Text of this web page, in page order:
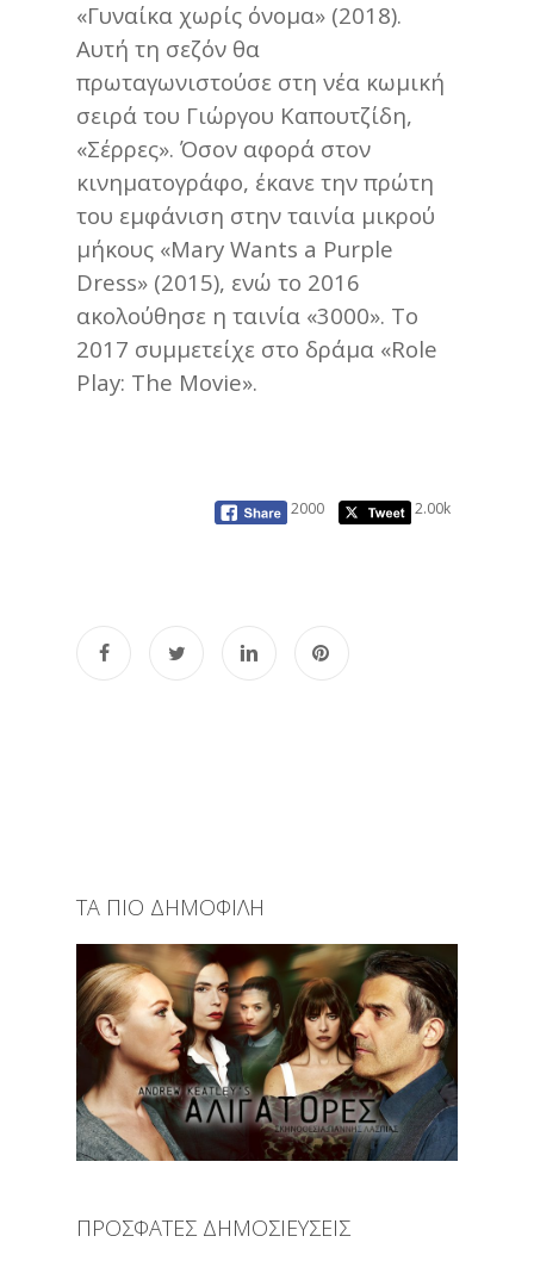
«Γυναίκα χωρίς όνομα» (2018).
Αυτή τη σεζόν θα
πρωταγωνιστούσε στη νέα κωμική
σειρά του Γιώργου Καπουτζίδη,
«Σέρρες». Όσον αφορά στον
κινηματογράφο, έκανε την πρώτη
του εμφάνιση στην ταινία μικρού
μήκους «Mary Wants a Purple
Dress» (2015), ενώ το 2016
ακολούθησε η ταινία «3000». Το
2017 συμμετείχε στο δράμα «Role
Play: The Movie».
2000 2.00k
ΤΑ ΠΙΟ ΔΗΜΟΦΙΛΗ
ΠΡΟΣΦΑΤΕΣ ΔΗΜΟΣΙΕΥΣΕΙΣ